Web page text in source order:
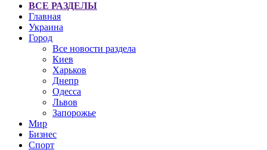
ВСЕ РАЗДЕЛЫ
Главная
Украина
Город
Все новости раздела
Киев
Харьков
Днепр
Одесса
Львов
Запорожье
Мир
Бизнес
Спорт